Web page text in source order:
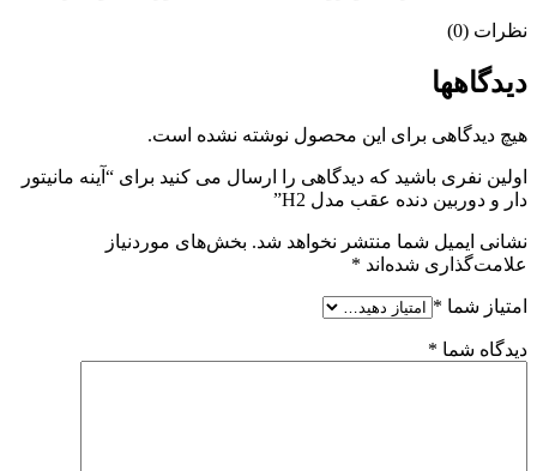
نظرات (0)
دیدگاهها
هیچ دیدگاهی برای این محصول نوشته نشده است.
اولین نفری باشید که دیدگاهی را ارسال می کنید برای “آینه مانیتور
دار و دوربین دنده عقب مدل H2”
نشانی ایمیل شما منتشر نخواهد شد. بخش‌های موردنیاز
علامت‌گذاری شده‌اند *
امتیاز شما *
دیدگاه شما *